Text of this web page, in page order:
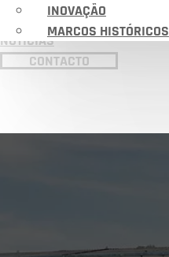
INOVAÇÃO
MARCOS HISTÓRICOS
CERTIFICADOS
NOTÍCIAS
CONTACTO